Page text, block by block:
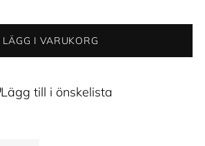
LÄGG I VARUKORG
Lägg till i önskelista